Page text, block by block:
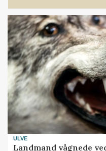
ULVE
Landmand vågnede